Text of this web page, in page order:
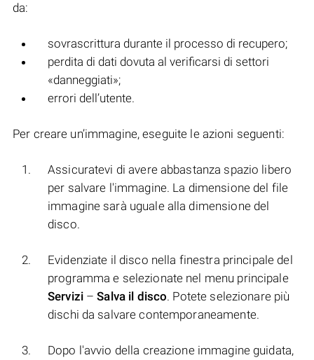
da:
sovrascrittura durante il processo di recupero;
perdita di dati dovuta al verificarsi di settori
«danneggiati»;
errori dell’utente.
Per creare un’immagine, eseguite le azioni seguenti:
Assicuratevi di avere abbastanza spazio libero
per salvare l'immagine. La dimensione del file
immagine sarà uguale alla dimensione del
disco.
Evidenziate il disco nella finestra principale del
programma e selezionate nel menu principale
Servizi–Salva il disco. Potete selezionare più
dischi da salvare contemporaneamente.
Dopo l'avvio della creazione immagine guidata,